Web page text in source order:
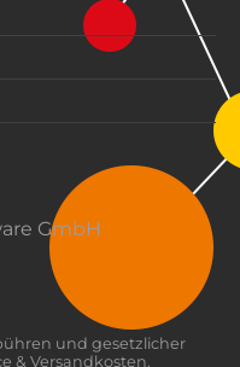
GmbH
und gesetzlicher
& Versandkosten.